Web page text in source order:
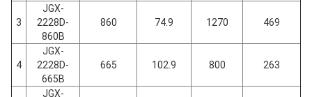
3
JGX-
2228D-
860B
860 74.9 1270 469
4
JGX-
2228D-
665B
665 102.9 800 263
JGX-